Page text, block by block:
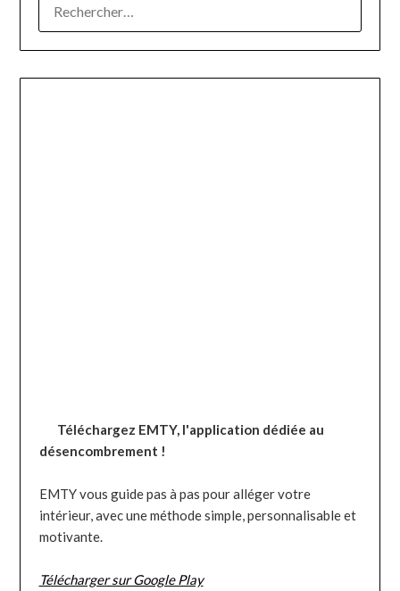
Téléchargez EMTY, l'application dédiée au
désencombrement !
EMTY vous guide pas à pas pour alléger votre
intérieur, avec une méthode simple, personnalisable et
motivante.
Télécharger sur Google Play